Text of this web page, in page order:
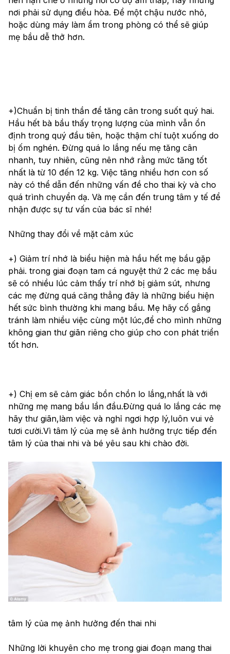
nơi phải sử dụng điều hòa. Để một chậu nước nhỏ,
hoặc dùng máy làm ẩm trong phòng có thể sẽ giúp
mẹ bầu dễ thở hơn.
+)Chuẩn bị tinh thần để tăng cân trong suốt quý hai.
Hầu hết bà bầu thấy trọng lượng của mình vẫn ổn
định trong quý đầu tiên, hoặc thậm chí tuột xuống do
bị ốm nghén. Đừng quá lo lắng nếu mẹ tăng cân
nhanh, tuy nhiên, cũng nên nhớ rằng mức tăng tốt
nhất là từ 10 đến 12 kg. Việc tăng nhiều hơn con số
này có thể dẫn đến những vấn đề cho thai kỳ và cho
quá trình chuyển dạ. Và mẹ cần đến trung tâm y tế để
nhận được sự tư vấn của bác sĩ nhé!
Những thay đổi về mặt cảm xúc
+) Giảm trí nhớ là biểu hiện mà hầu hết mẹ bầu gặp
phải. trong giai đoạn tam cá nguyệt thứ 2 các mẹ bầu
sẽ có nhiều lúc cảm thấy trí nhớ bị giảm sút, nhưng
các mẹ đừng quá căng thẳng đây là những biểu hiện
hết sức bình thường khi mang bầu. Mẹ hãy cố gắng
tránh làm nhiều việc cùng một lúc,để cho mình những
không gian thư giãn riêng cho giúp cho con phát triển
tốt hơn.
+) Chị em sẽ cảm giác bồn chồn lo lắng,nhất là với
những mẹ mang bầu lần đầu.Đừng quá lo lắng các mẹ
hãy thư giãn,làm việc và nghỉ ngơi hợp lý,luôn vui vẻ
tươi cười.Vì tâm lý của mẹ sẽ ảnh hưởng trực tiếp đến
tâm lý của thai nhi và bé yêu sau khi chào đời.
tâm lý của mẹ ảnh hưởng đến thai nhi
Những lời khuyên cho mẹ trong giai đoạn mang thai